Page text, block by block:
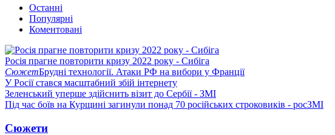
Останні
Популярні
Коментовані
Росія прагне повторити кризу 2022 року - Сибіга
СюжетБрудні технології. Атаки РФ на вибори у Франції
У Росії стався масштабний збій інтернету
Зеленський уперше здійснить візит до Сербії - ЗМІ
Під час боїв на Курщині загинули понад 70 російських строковиків - росЗМІ
Сюжети